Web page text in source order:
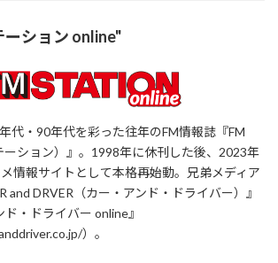
ション online"
代・90年代を彩った往年のFM情報誌『FM
ション）』。1998年に休刊した後、2023年
情報サイトとして本格再始動。兄弟メディア
and DRVER（カー・アンド・ドライバー）』
・ドライバー online』
）。